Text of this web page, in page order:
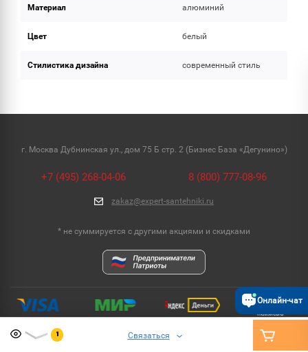
Материал алюминий
Цвет белый
Стилистика дизайна современный стиль
г. Москва Дубнинская ул., дом 75 Б стр. 2 (Бизнес База «Дегунино»)
+7 (495) 268-04-06 8 (800) 777-08-96
zakaz@expert-santehniki.ru
* не суммируется с другими акциями и скидками
1 Связаться
Онлайн-чат